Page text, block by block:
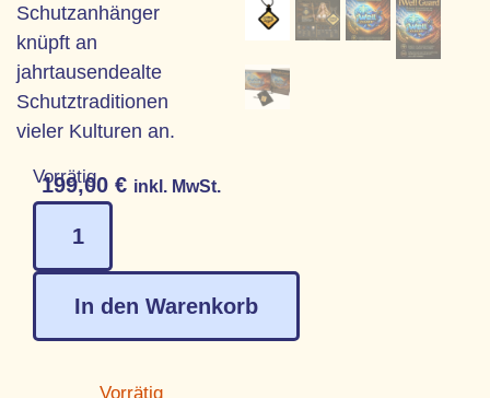
Schutzanhänger
knüpft an
jahrtausendealte
Schutztraditionen
vieler Kulturen an.
199,00 € inkl. MwSt.
Vorrätig
In den Warenkorb
Vorrätig